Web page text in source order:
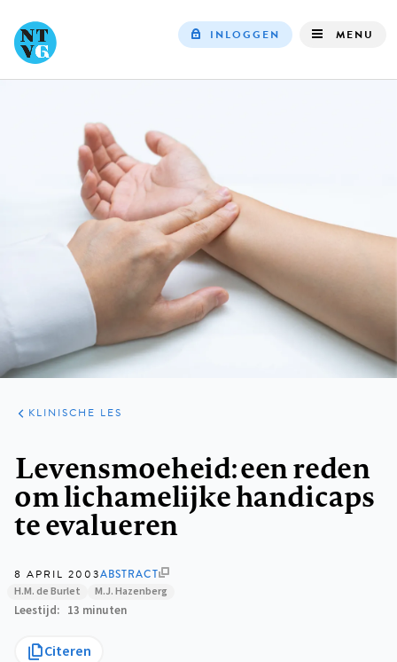
INLOGGEN MENU
ARTIKELEN
PRAKTIJK
KLINISCHE LES
Levensmoeheid: een reden
om lichamelijke handicaps
te evalueren
8 APRIL 2003ABSTRACT
H.M. de Burlet
M.J. Hazenberg
Leestijd 13 minuten
Citeren